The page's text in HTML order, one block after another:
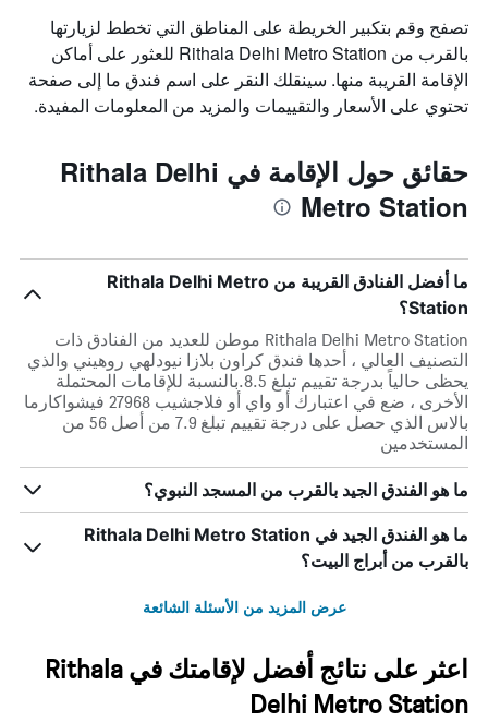
تصفح وقم بتكبير الخريطة على المناطق التي تخطط لزيارتها
بالقرب من Rithala Delhi Metro Station للعثور على أماكن
الإقامة القريبة منها. سينقلك النقر على اسم فندق ما إلى صفحة
تحتوي على الأسعار والتقييمات والمزيد من المعلومات المفيدة.
حقائق حول الإقامة في Rithala Delhi
Metro Station
ما أفضل الفنادق القريبة من Rithala Delhi Metro
Station؟
Rithala Delhi Metro Station موطن للعديد من الفنادق ذات
التصنيف العالي ، أحدها فندق كراون بلازا نيودلهي روهيني والذي
يحظى حالياً بدرجة تقييم تبلغ 8.5.بالنسبة للإقامات المحتملة
الأخرى ، ضع في اعتبارك أو واي أو فلاجشيب 27968 فيشواكارما
بالاس الذي حصل على درجة تقييم تبلغ 7.9 من أصل 56 من
المستخدمين
ما هو الفندق الجيد بالقرب من المسجد النبوي؟
ما هو الفندق الجيد في Rithala Delhi Metro Station
بالقرب من أبراج البيت؟
عرض المزيد من الأسئلة الشائعة
اعثر على نتائج أفضل لإقامتك في Rithala
Delhi Metro Station